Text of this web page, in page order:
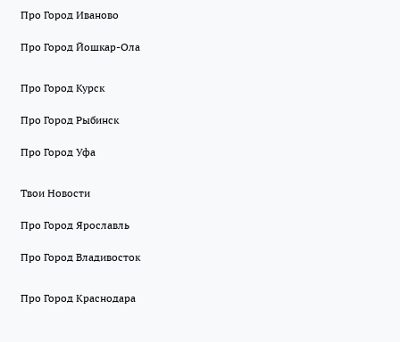
Про Город Иваново
Про Город Йошкар-Ола
Про Город Курск
Про Город Рыбинск
Про Город Уфа
Твои Новости
Про Город Ярославль
Про Город Владивосток
Про Город Краснодара